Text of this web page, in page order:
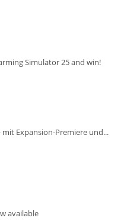
Simulator 25 and win!
Expansion-Premiere und...
available